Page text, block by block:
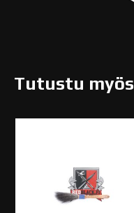
Tutustu myös